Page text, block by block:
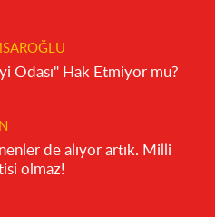
Odası" Hak Etmiyor mu?
de alıyor artık. Milli
olmaz!